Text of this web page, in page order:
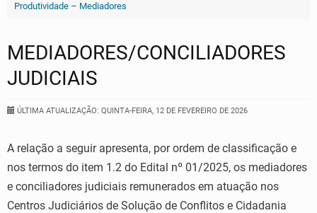
Produtividade – Mediadores
MEDIADORES/CONCILIADORES
JUDICIAIS
ÚLTIMA ATUALIZAÇÃO: QUINTA-FEIRA, 12 DE FEVEREIRO DE 2026
A relação a seguir apresenta, por ordem de classificação e
nos termos do item 1.2 do Edital nº 01/2025, os mediadores
e conciliadores judiciais remunerados em atuação nos
Centros Judiciários de Solução de Conflitos e Cidadania